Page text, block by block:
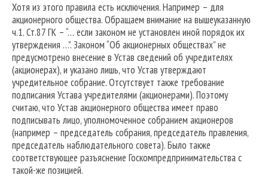
Хотя из этого правила есть исключения. Например – для
акционерного общества. Обращаем внимание на вышеуказанную
ч.1. Ст.87 ГК – “… если законом не установлен иной порядок их
утверждения …”. Законом “Об акционерных обществах” не
предусмотрено внесение в Устав сведений об учредителях
(акционерах), и указано лишь, что Устав утверждают
учредительное собрание. Отсутствует также требование
подписания Устава учредителями (акционерами). Поэтому
считаю, что Устав акционерного общества имеет право
подписывать лицо, уполномоченное собранием акционеров
(например – председатель собрания, председатель правления,
председатель наблюдательного совета). Было также
соответствующее разъяснение Госкомпредпринимательства с
такой-же позицией.